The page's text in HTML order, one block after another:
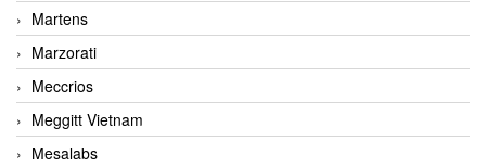
Martens
Marzorati
Meccrios
Meggitt Vietnam
Mesalabs